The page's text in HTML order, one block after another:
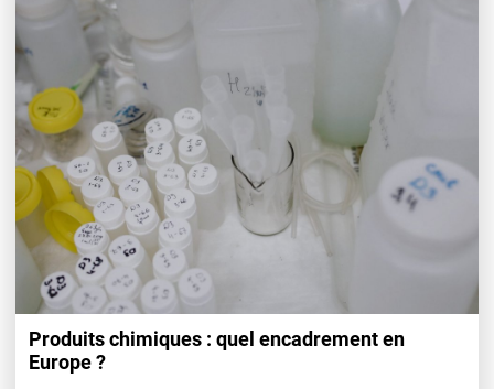
Produits chimiques : quel encadrement en
Europe ?